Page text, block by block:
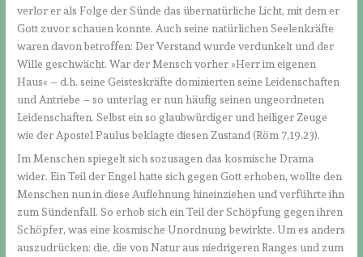
verlor er als Folge der Sünde das übernatürliche Licht, mit dem er
Gott zuvor schauen konnte. Auch seine natürlichen Seelenkräfte
waren davon betroffen: Der Verstand wurde verdunkelt und der
Wille geschwächt. War der Mensch vorher »Herr im eigenen
Haus« – d.h. seine Geisteskräfte dominierten seine Leidenschaften
und Antriebe – so unterlag er nun häufig seinen ungeordneten
Leidenschaften. Selbst ein so glaubwürdiger und heiliger Zeuge
wie der Apostel Paulus beklagte diesen Zustand (Röm 7,19.23).
Im Menschen spiegelt sich sozusagen das kosmische Drama
wider. Ein Teil der Engel hatte sich gegen Gott erhoben, wollte den
Menschen nun in diese Auflehnung hineinziehen und verführte ihn
zum Sündenfall. So erhob sich ein Teil der Schöpfung gegen ihren
Schöpfer, was eine kosmische Unordnung bewirkte. Um es anders
auszudrücken: die, die von Natur aus niedrigeren Ranges und zum